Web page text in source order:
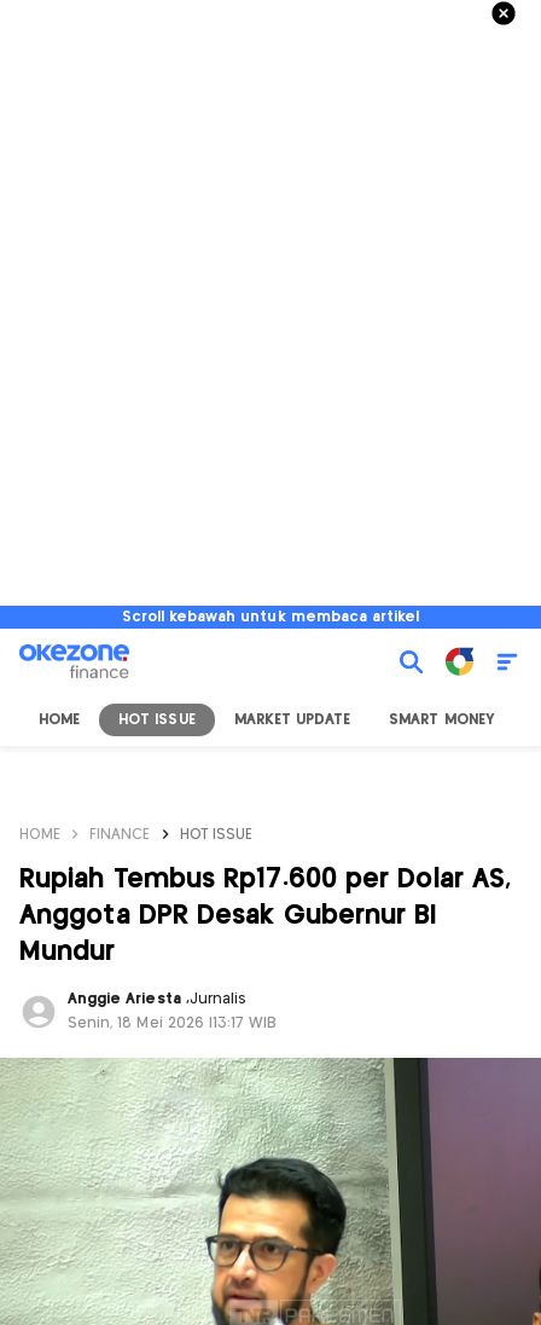
Scroll kebawah untuk membaca artikel
HOME HOT ISSUE MARKET UPDATE SMART MONEY
HOME FINANCE HOT ISSUE
Rupiah Tembus Rp17.600 per Dolar AS,
Anggota DPR Desak Gubernur BI
Mundur
Anggie Ariesta ,Jurnalis
Senin, 18 Mei 2026 |13:17 WIB